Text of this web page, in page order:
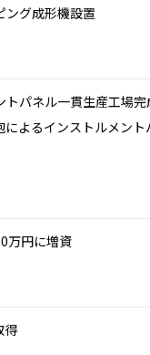
ング成形機設置
トパネル一貫生産工場完
によるインストルメント
万円に増資
得